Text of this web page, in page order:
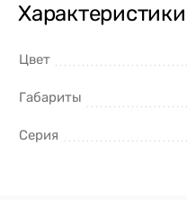
Характеристики
Цвет
Габариты
Серия